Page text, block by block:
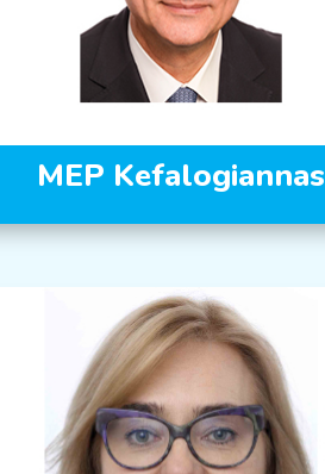
MEP Kefalogiannas